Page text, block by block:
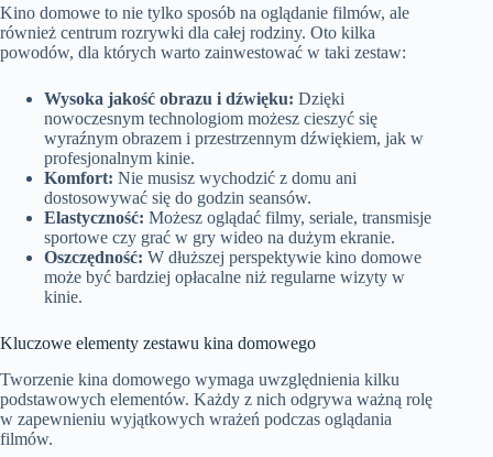
Kino domowe to nie tylko sposób na oglądanie filmów, ale
również centrum rozrywki dla całej rodziny. Oto kilka
powodów, dla których warto zainwestować w taki zestaw:
Wysoka jakość obrazu i dźwięku: Dzięki
nowoczesnym technologiom możesz cieszyć się
wyraźnym obrazem i przestrzennym dźwiękiem, jak w
profesjonalnym kinie.
Komfort: Nie musisz wychodzić z domu ani
dostosowywać się do godzin seansów.
Elastyczność: Możesz oglądać filmy, seriale, transmisje
sportowe czy grać w gry wideo na dużym ekranie.
Oszczędność: W dłuższej perspektywie kino domowe
może być bardziej opłacalne niż regularne wizyty w
kinie.
Kluczowe elementy zestawu kina domowego
Tworzenie kina domowego wymaga uwzględnienia kilku
podstawowych elementów. Każdy z nich odgrywa ważną rolę
w zapewnieniu wyjątkowych wrażeń podczas oglądania
filmów.